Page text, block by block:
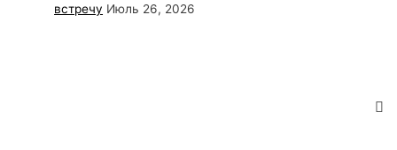
встречу Июль 26, 2026